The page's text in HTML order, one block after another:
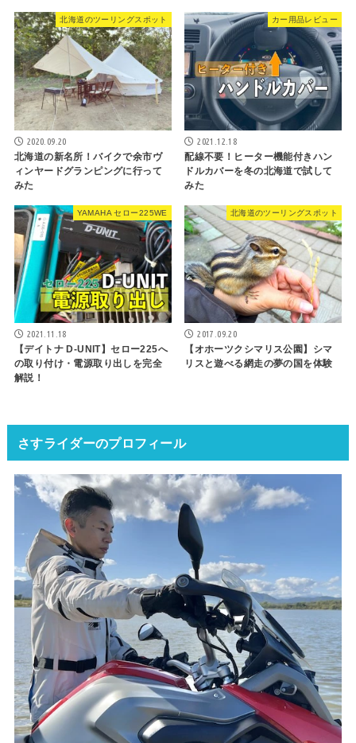
北海道のツーリングスポット
2020.09.20
北海道の新名所！バイクで余市ヴ
ィンヤードグランピングに行って
みた
カー用品レビュー
2021.12.18
配線不要！ヒーター機能付きハン
ドルカバーを冬の北海道で試して
みた
YAMAHA セロー225WE
2021.11.18
【デイトナ D-UNIT】セロー225へ
の取り付け・電源取り出しを完全
解説！
北海道のツーリングスポット
2017.09.20
【オホーツクシマリス公園】シマ
リスと遊べる網走の夢の国を体験
さすライダーのプロフィール